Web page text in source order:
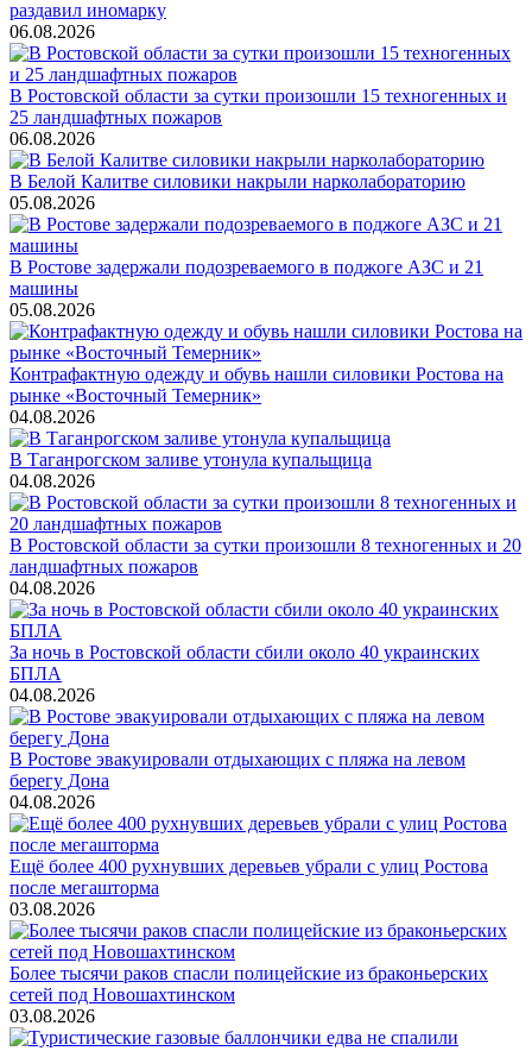
раздавил иномарку
06.08.2026
В Ростовской области за сутки произошли 15 техногенных и
25 ландшафтных пожаров
06.08.2026
В Белой Калитве силовики накрыли нарколабораторию
05.08.2026
В Ростове задержали подозреваемого в поджоге АЗС и 21
машины
05.08.2026
Контрафактную одежду и обувь нашли силовики Ростова на
рынке «Восточный Темерник»
04.08.2026
В Таганрогском заливе утонула купальщица
04.08.2026
В Ростовской области за сутки произошли 8 техногенных и 20
ландшафтных пожаров
04.08.2026
За ночь в Ростовской области сбили около 40 украинских
БПЛА
04.08.2026
В Ростове эвакуировали отдыхающих с пляжа на левом
берегу Дона
04.08.2026
Ещё более 400 рухнувших деревьев убрали с улиц Ростова
после мегашторма
03.08.2026
Более тысячи раков спасли полицейские из браконьерских
сетей под Новошахтинском
03.08.2026